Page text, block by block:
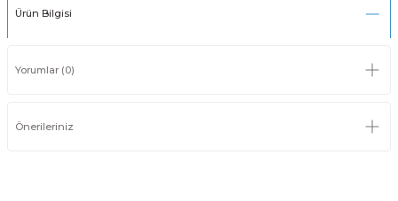
Ürün Bilgisi
Yorumlar (0)
Önerileriniz